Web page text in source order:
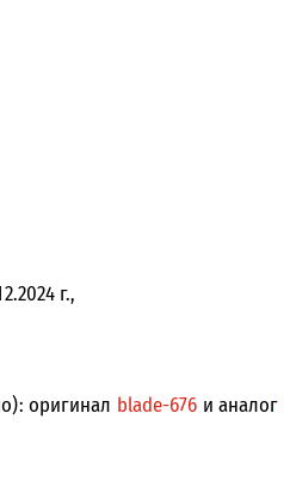
г.,
оригинал blade-676 и аналог